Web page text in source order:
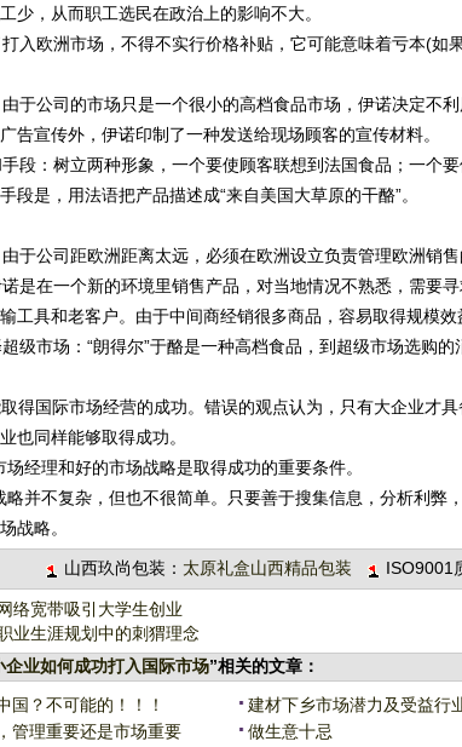
少，从而职工选民在政治上的影响不大。
欧洲市场，不得不实行价格补贴，它可能意味着亏本(如
公司的市场只是一个很小的高档食品市场，伊诺决定不
告宣传外，伊诺印制了一种发送给现场顾客的宣传材料。
：树立两种形象，一个要使顾客联想到法国食品；一个
段是，用法语把产品描述成“来自美国大草原的干酪”。
公司距欧洲距离太远，必须在欧洲设立负责管理欧洲销
在一个新的环境里销售产品，对当地情况不熟悉，需要
工具和老客户。由于中间商经销很多商品，容易取得规模
市场：“朗得尔”于酪是一种高档食品，到超级市场选购
得国际市场经营的成功。错误的观点认为，只有大企业才
也同样能够取得成功。
经理和好的市场战略是取得成功的重要条件。
并不复杂，但也不很简单。只要善于搜集信息，分析利弊
战略。
山西玖尚包装： 太原礼盒山西精品包装 ISO9001
络宽带吸引大学生创业
业生涯规划中的刺猬理念
企业如何成功打入国际市场”相关的文章：
国？不可能的！！！
建材下乡市场潜力及受益行
管理重要还是市场重要
做生意十忌